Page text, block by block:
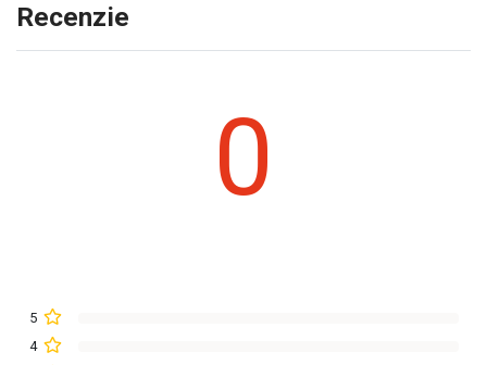
Recenzie
0
5
4